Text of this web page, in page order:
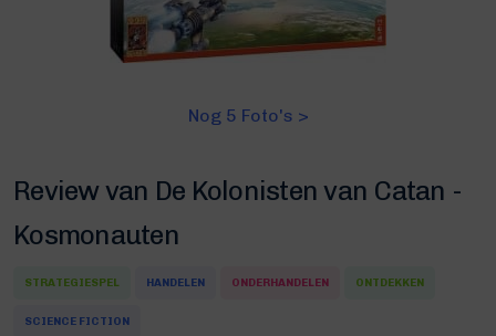
Nog 5 Foto's >
Review van De Kolonisten van Catan -
Kosmonauten
STRATEGIESPEL HANDELEN ONDERHANDELEN ONTDEKKEN
SCIENCE FICTION